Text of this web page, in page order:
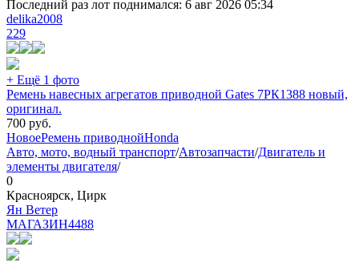
Последний раз лот поднимался: 6 авг 2026 05:34
delika2008
229
+ Ещё 1 фото
Ремень навесных агрегатов приводной Gates 7РК1388 новый,
оригинал.
700 руб.
НовоеРемень приводнойHonda
Авто, мото, водный транспорт/Автозапчасти/Двигатель и
элементы двигателя/
0
Красноярск, Цирк
Ян Ветер
МАГАЗИН4488